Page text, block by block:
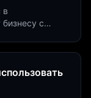
в
с